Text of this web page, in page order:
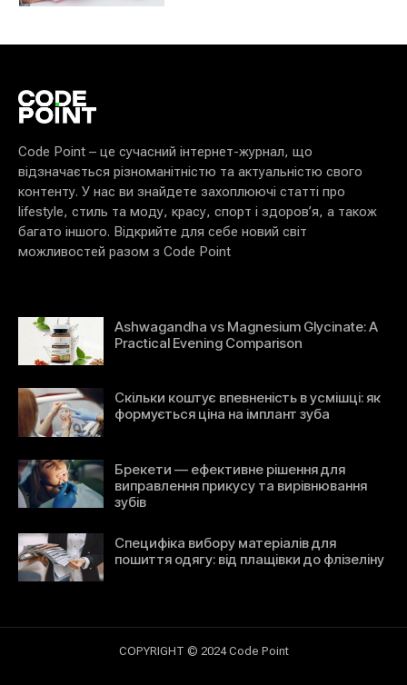
Code Point – це сучасний інтернет-журнал, що
відзначається різноманітністю та актуальністю свого
контенту. У нас ви знайдете захоплюючі статті про
lifestyle, стиль та моду, красу, спорт і здоров’я, а також
багато іншого. Відкрийте для себе новий світ
можливостей разом з Code Point
Ashwagandha vs Magnesium Glycinate: A
Practical Evening Comparison
Скільки коштує впевненість в усмішці: як
формується ціна на імплант зуба
Брекети — ефективне рішення для
виправлення прикусу та вирівнювання
зубів
Специфіка вибору матеріалів для
пошиття одягу: від плащівки до флізеліну
COPYRIGHT © 2024 Code Point